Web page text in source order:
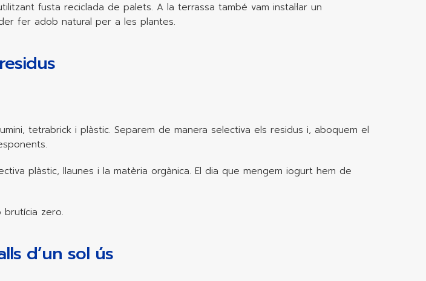
fusta reciclada de palets. A la terrassa també vam instal·lar un
fer adob natural per a les plantes.
tetrabrick i plàstic. Separem de manera selectiva els residus i, aboquem el
plàstic, llaunes i la matèria orgànica. El dia que mengem iogurt hem de
brutícia zero.
d’un sol ús